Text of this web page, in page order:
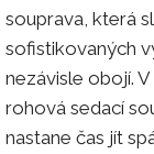
souprava, která
sofistikovaných
nezávisle obojí.
rohová sedací
nastane čas jít